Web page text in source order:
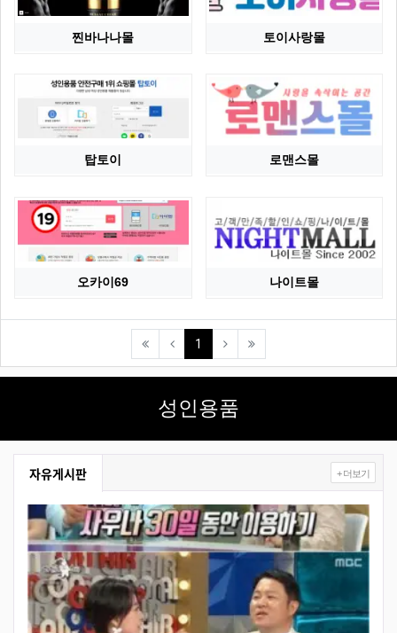
찐바나나몰 토이사랑몰
탑토이 로맨스몰
오카이69 나이트몰
1 (current)
성인용품
자유게시판 + 더보기